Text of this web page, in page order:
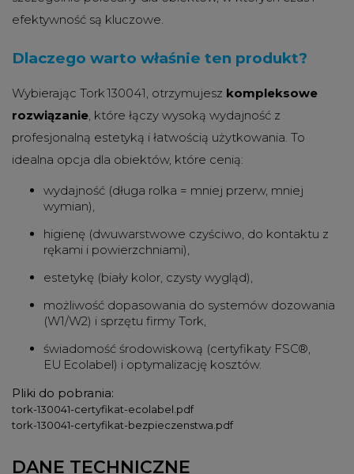
efektywność są kluczowe.
Dlaczego warto właśnie ten produkt?
Wybierając Tork 130041, otrzymujesz kompleksowe
rozwiązanie, które łączy wysoką wydajność z
profesjonalną estetyką i łatwością użytkowania. To
idealna opcja dla obiektów, które cenią:
wydajność (długa rolka = mniej przerw, mniej
wymian),
higienę (dwuwarstwowe czyściwo, do kontaktu z
rękami i powierzchniami),
estetykę (biały kolor, czysty wygląd),
możliwość dopasowania do systemów dozowania
(W1/W2) i sprzętu firmy Tork,
świadomość środowiskową (certyfikaty FSC®,
EU Ecolabel) i optymalizację kosztów.
Pliki do pobrania:
tork-130041-certyfikat-ecolabel.pdf
tork-130041-certyfikat-bezpieczenstwa.pdf
DANE TECHNICZNE